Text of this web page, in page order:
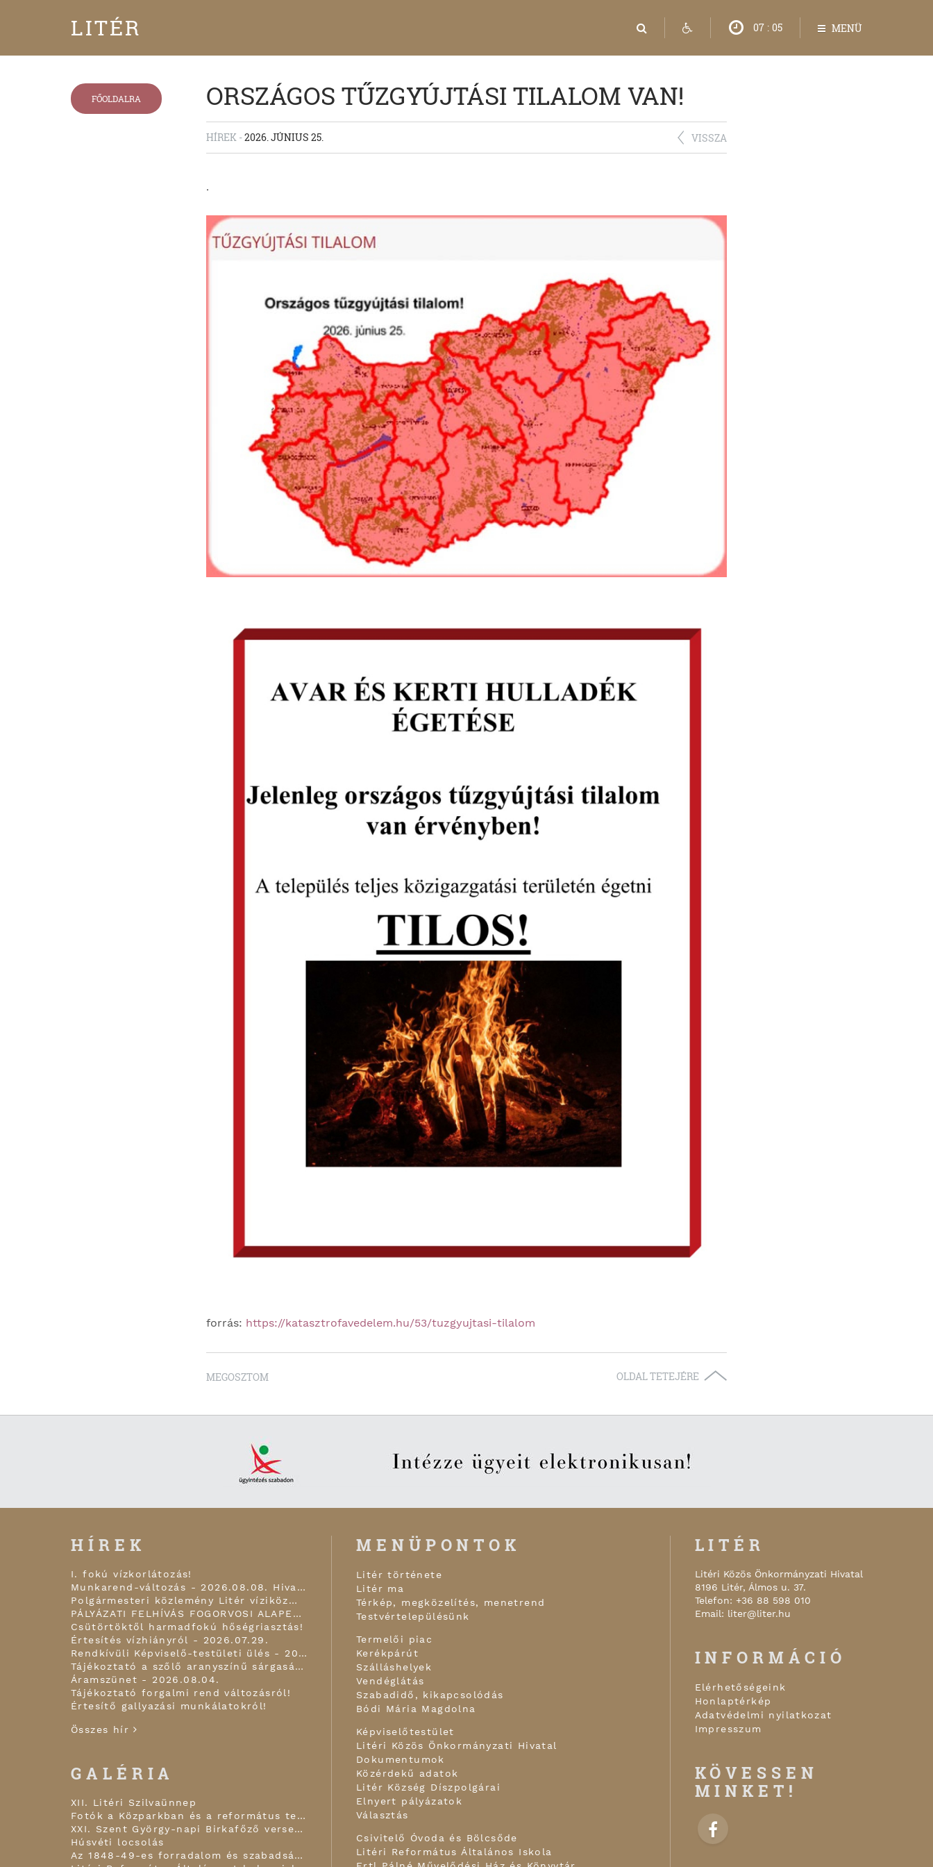
LITÉR 07 : 05 MENÜ
FŐOLDALRA ORSZÁGOS TŰZGYÚJTÁSI TILALOM VAN!
HÍREK -2026. JÚNIUS 25. VISSZA
.
forrás: https://katasztrofavedelem.hu/53/tuzgyujtasi-tilalom
MEGOSZTOM OLDAL TETEJÉRE
HÍREK
I. fokú vízkorlátozás!
Munkarend-változás - 2026.08.08. Hivatal zárva tart!
Polgármesteri közlemény Litér víziközmű infrastruktúra fejlesztésről 2026.07.30.
PÁLYÁZATI FELHÍVÁS FOGORVOSI ALAPELLÁTÁSI FELADATOK, FOGÁSZATI ÉS ISKOLAFOGÁSZATI FELADATOK ELLÁTÁSÁRA!
Csütörtöktől harmadfokú hőségriasztás!
Értesítés vízhiányról - 2026.07.29.
Rendkívüli Képviselő-testületi ülés - 2026.07.28.
Tájékoztató a szőlő aranyszínű sárgaság betegségéről!
Áramszünet - 2026.08.04.
Tájékoztató forgalmi rend változásról!
Értesítő gallyazási munkálatokról!
Összes hír
GALÉRIA
XII. Litéri Szilvaünnep
Fotók a Közparkban és a református templom kapujában!
XXI. Szent György-napi Birkafőző verseny
Húsvéti locsolás
Az 1848-49-es forradalom és szabadságharc hagyomány-felelevenítő, történelmi megemlékezés
MENÜPONTOK
Litér története
Litér ma
Térkép, megközelítés, menetrend
Testvértelepülésünk
Termelői piac
Kerékpárút
Szálláshelyek
Vendéglátás
Szabadidő, kikapcsolódás
Bódi Mária Magdolna
Képviselőtestület
Litéri Közös Önkormányzati Hivatal
Dokumentumok
Közérdekű adatok
Litér Község Díszpolgárai
Elnyert pályázatok
Választás
Csivitelő Óvoda és Bölcsőde
Litéri Református Általános Iskola
LITÉR
Litéri Közös Önkormányzati Hivatal
8196 Litér, Álmos u. 37.
Telefon: +36 88 598 010
Email: liter@liter.hu
INFORMÁCIÓ
Elérhetőségeink
Honlaptérkép
Adatvédelmi nyilatkozat
Impresszum
KÖVESSEN
MINKET!